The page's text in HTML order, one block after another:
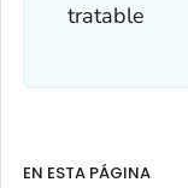
tratable
EN ESTA PÁGINA